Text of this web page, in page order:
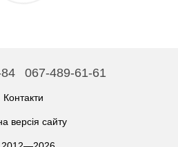
067-489-61-61
Контакти
версія сайту